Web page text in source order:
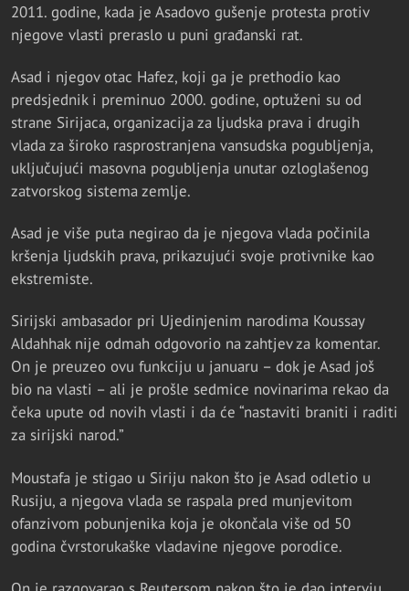
2011. godine, kada je Asadovo gušenje protesta protiv
njegove vlasti preraslo u puni građanski rat.
Asad i njegov otac Hafez, koji ga je prethodio kao
predsjednik i preminuo 2000. godine, optuženi su od
strane Sirijaca, organizacija za ljudska prava i drugih
vlada za široko rasprostranjena vansudska pogubljenja,
uključujući masovna pogubljenja unutar ozloglašenog
zatvorskog sistema zemlje.
Asad je više puta negirao da je njegova vlada počinila
kršenja ljudskih prava, prikazujući svoje protivnike kao
ekstremiste.
Sirijski ambasador pri Ujedinjenim narodima Koussay
Aldahhak nije odmah odgovorio na zahtjev za komentar.
On je preuzeo ovu funkciju u januaru – dok je Asad još
bio na vlasti – ali je prošle sedmice novinarima rekao da
čeka upute od novih vlasti i da će “nastaviti braniti i raditi
za sirijski narod.”
Moustafa je stigao u Siriju nakon što je Asad odletio u
Rusiju, a njegova vlada se raspala pred munjevitom
ofanzivom pobunjenika koja je okončala više od 50
godina čvrstorukaške vladavine njegove porodice.